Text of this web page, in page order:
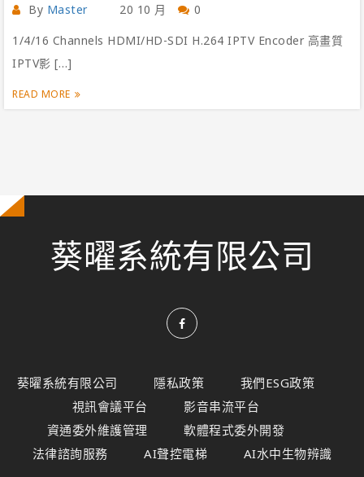
By Master 20 10 月
0
1/4/16 Channels HDMI/HD-SDI H.264 IPTV Encoder 高畫質
IPTV影 […]
READ MORE
葵曜系統有限公司
葵曜系統有限公司 隱私政策
我們ESG政策
視訊會議平台
影音串流平台
資通委外維護管理
軟體程式委外開發
法律諮詢服務
AI聲控電梯 AI水中生物辨識